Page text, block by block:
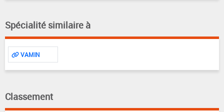
Spécialité similaire à
VAMIN
Classement